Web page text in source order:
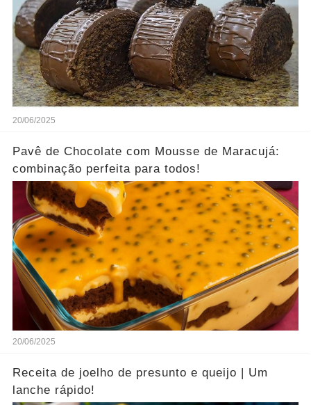
20/06/2025
Pavê de Chocolate com Mousse de Maracujá:
combinação perfeita para todos!
20/06/2025
Receita de joelho de presunto e queijo | Um
lanche rápido!